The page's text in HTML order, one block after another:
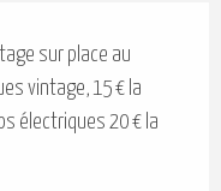
sur place au
vintage, 15 € la
électriques 20 € la